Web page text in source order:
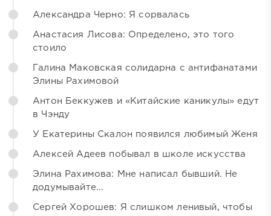
Александра Черно: Я сорвалась
Анастасия Лисова: Определено, это того
стоило
Галина Маковская солидарна с антифанатами
Элины Рахимовой
Антон Беккужев и «Китайские каникулы» едут
в Чэнду
У Екатерины Скалон появился любимый Женя
Алексей Адеев побывал в школе искусства
Элина Рахимова: Мне написал бывший. Не
додумывайте...
Сергей Хорошев: Я слишком ленивый, чтобы